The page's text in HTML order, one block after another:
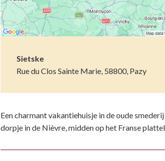
Opgravingen en resten
Pretparken en dierentuinen
Tuinen en Parken
Water(werken)
Zwemmen
Sietske
Rue du Clos Sainte Marie, 58800, Pazy
Een charmant vakantiehuisje in de oude
dorpje in de Nièvre, midden op het Franse